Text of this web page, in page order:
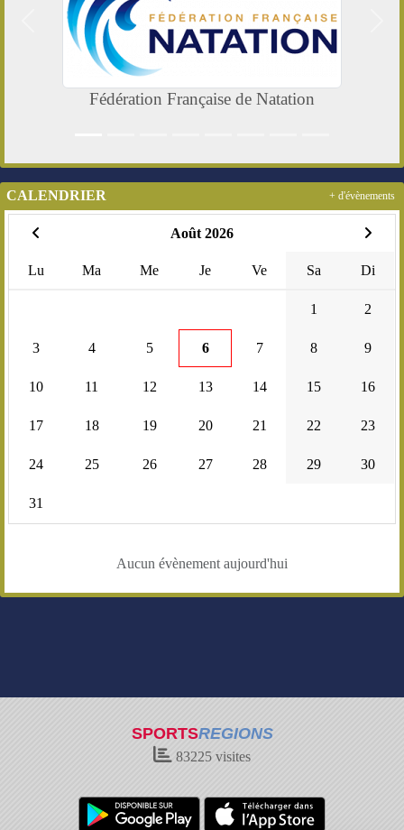
Fédération Française de Natation
Précedent
CALENDRIER
Août 2026
Lu Ma Me Je Ve Sa Di
1 2
3 4 5 6 7 8 9
10 11 12 13 14 15 16
17 18 19 20 21 22 23
24 25 26 27 28 29 30
31
Aucun évènement aujourd'hui
+ d'évènements
SPORTSREGIONS
83225 visites